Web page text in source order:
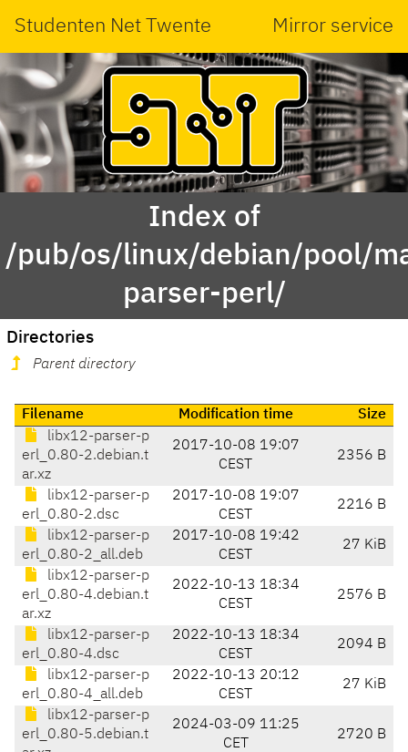
Studenten Net Twente Mirror service
Index of
/pub/os/linux/debian/pool/
parser-perl/
Directories
Parent directory
Filename Modification time
Size
libx12-parser-p
erl_0.80-2.debian.t
ar.xz
2017-10-08 19:07
CEST
2356 B
libx12-parser-p
erl_0.80-2.dsc
2017-10-08 19:07
CEST
2216 B
libx12-parser-p
erl_0.80-2_all.deb
2017-10-08 19:42
CEST
27 KiB
libx12-parser-p
erl_0.80-4.debian.t
ar.xz
2022-10-13 18:34
CEST
2576 B
libx12-parser-p
erl_0.80-4.dsc
2022-10-13 18:34
CEST
2094 B
libx12-parser-p
erl_0.80-4_all.deb
2022-10-13 20:12
CEST
27 KiB
libx12-parser-p
erl_0.80-5.debian.t
2024-03-09 11:25
CET
2720 B